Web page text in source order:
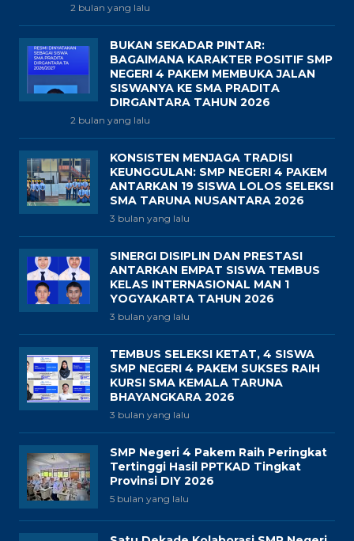
2 bulan yang lalu
BUKAN SEKADAR PINTAR:
BAGAIMANA KARAKTER POSITIF SMP
NEGERI 4 PAKEM MEMBUKA JALAN
SISWANYA KE SMA PRADITA
DIRGANTARA TAHUN 2026
2 bulan yang lalu
KONSISTEN MENJAGA TRADISI
KEUNGGULAN: SMP NEGERI 4 PAKEM
ANTARKAN 19 SISWA LOLOS SELEKSI
SMA TARUNA NUSANTARA 2026
3 bulan yang lalu
SINERGI DISIPLIN DAN PRESTASI
ANTARKAN EMPAT SISWA TEMBUS
KELAS INTERNASIONAL MAN 1
YOGYAKARTA TAHUN 2026
3 bulan yang lalu
TEMBUS SELEKSI KETAT, 4 SISWA
SMP NEGERI 4 PAKEM SUKSES RAIH
KURSI SMA KEMALA TARUNA
BHAYANGKARA 2026
3 bulan yang lalu
SMP Negeri 4 Pakem Raih Peringkat
Tertinggi Hasil PPTKAD Tingkat
Provinsi DIY 2026
5 bulan yang lalu